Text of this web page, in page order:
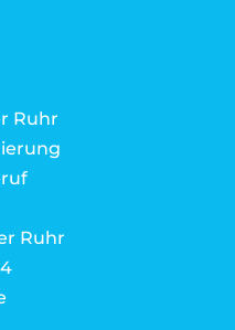
Ruhr
Ruhr